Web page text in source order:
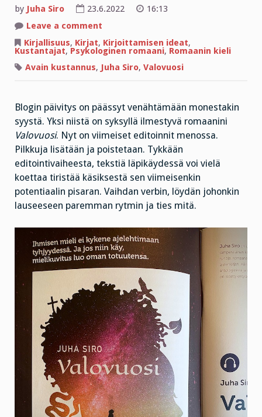
by Juha Siro 23.6.2022
16:13
Leave a comment
rakkauden
ja
kuoleman
on
otettava
Kirjallisuus, Kirjat, Kirjoittamisen ideat,
Kustantajat, Psykologinen romaani, Romaanin kieli
Avain kustannus, Juha Siro, Valovuosi
Blogin päivitys on päässyt venähtämään monestakin
syystä. Yksi niistä on syksyllä ilmestyvä romaanini
Valovuosi. Nyt on viimeiset editoinnit menossa.
Pilkkuja lisätään ja poistetaan. Tykkään
editointivaiheesta, tekstiä läpikäydessä voi vielä
koettaa tiristää käsiksestä sen viimeisenkin
potentiaalin pisaran. Vaihdan verbin, löydän johonkin
lauseeseen paremman rytmin ja ties mitä.